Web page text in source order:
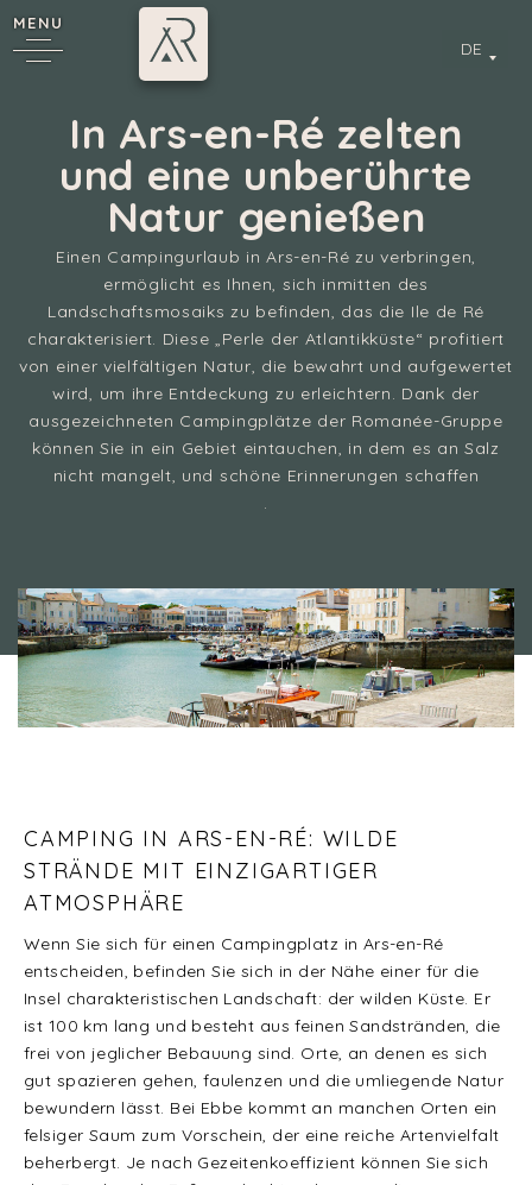
MENU
DE
In Ars-en-Ré zelten
und eine unberührte
Natur genießen
Einen Campingurlaub in Ars-en-Ré zu verbringen,
ermöglicht es Ihnen, sich inmitten des
Landschaftsmosaiks zu befinden, das die Ile de Ré
charakterisiert. Diese „Perle der Atlantikküste“ profitiert
von einer vielfältigen Natur, die bewahrt und aufgewertet
wird, um ihre Entdeckung zu erleichtern. Dank der
ausgezeichneten Campingplätze der Romanée-Gruppe
können Sie in ein Gebiet eintauchen, in dem es an Salz
nicht mangelt, und schöne Erinnerungen schaffen
.
Camping 4 & 5 étoiles/In Ars-en-Ré zelten und eine unberührte Natur
genießen
CAMPING IN ARS-EN-RÉ: WILDE
STRÄNDE MIT EINZIGARTIGER
ATMOSPHÄRE
Wenn Sie sich für einen Campingplatz in Ars-en-Ré
entscheiden, befinden Sie sich in der Nähe einer für die
Insel charakteristischen Landschaft: der wilden Küste. Er
ist 100 km lang und besteht aus feinen Sandstränden, die
frei von jeglicher Bebauung sind. Orte, an denen es sich
gut spazieren gehen, faulenzen und die umliegende Natur
bewundern lässt. Bei Ebbe kommt an manchen Orten ein
felsiger Saum zum Vorschein, der eine reiche Artenvielfalt
beherbergt. Je nach Gezeitenkoeffizient können Sie sich